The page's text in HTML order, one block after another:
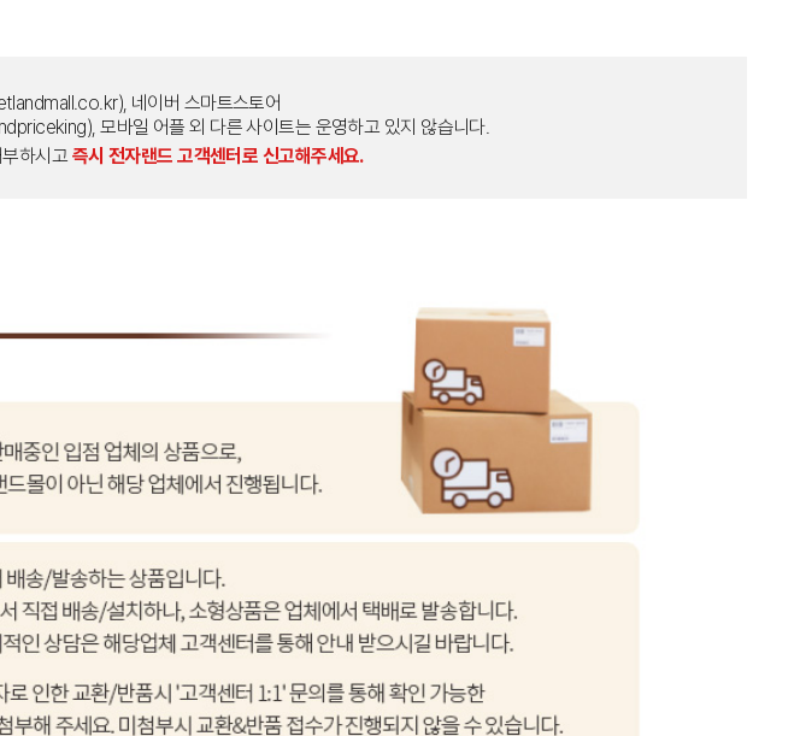
네이버 스마트스토어
모바일 어플 외 다른 사이트는 운영하고 있지 않습니다.
하시고 즉시 전자랜드 고객센터로 신고해주세요.